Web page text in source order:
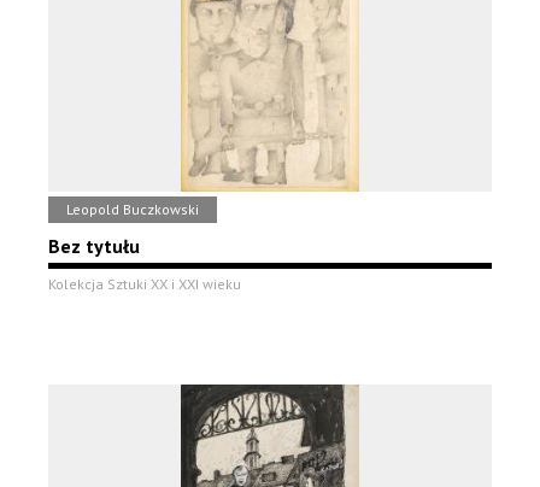
Leopold Buczkowski
Bez tytułu
Kolekcja Sztuki XX i XXI wieku